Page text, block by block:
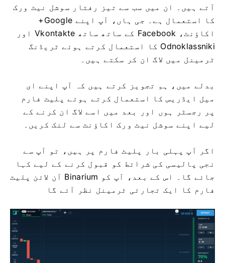
آتے ہیں۔ ان میں سب سے تیز رفتار سوشل نیٹ ورک
کا استعمال ہے۔ جی ہاں، آپ اپنے Google+
اکاؤنٹ، Facebook کے ساتھ ساتھ Vkontakte اور
Odnoklassniki کا استعمال کرتے ہوئے ٹریڈنگ
ٹرمینل میں لاگ ان کر سکتے ہیں۔
بدلے میں، ہم تجویز کرتے ہیں کہ آپ اپنے ای
میل ایڈریس کا استعمال کرتے ہوئے پلیٹ فارم
پر رجسٹر ہوں اور بعد میں اسے لاگ ان کرنے کے
لیے اپنے سوشل نیٹ ورک اکاؤنٹ سے لنک کریں۔
اگر آپ پہلی بار پلیٹ فارم پر ہیں، تو آپ سے
نجی پالیسی کی شرائط کو قبول کرنے کے لیے کہا
جائے گا۔ اس کے بعد، آپ کو Binarium آن لائن پلیٹ
فارم کا ایک تجارتی ٹرمینل نظر آئے گا